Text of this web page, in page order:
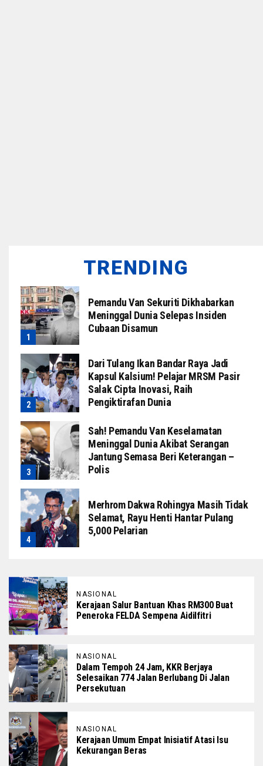
TRENDING
Pemandu Van Sekuriti Dikhabarkan
Meninggal Dunia Selepas Insiden
Cubaan Disamun
Dari Tulang Ikan Bandar Raya Jadi
Kapsul Kalsium! Pelajar MRSM Pasir
Salak Cipta Inovasi, Raih
Pengiktirafan Dunia
Sah! Pemandu Van Keselamatan
Meninggal Dunia Akibat Serangan
Jantung Semasa Beri Keterangan –
Polis
Merhrom Dakwa Rohingya Masih Tidak
Selamat, Rayu Henti Hantar Pulang
5,000 Pelarian
NASIONAL
Kerajaan Salur Bantuan Khas RM300 Buat
Peneroka FELDA Sempena Aidilfitri
NASIONAL
Dalam Tempoh 24 Jam, KKR Berjaya
Selesaikan 774 Jalan Berlubang Di Jalan
Persekutuan
NASIONAL
Kerajaan Umum Empat Inisiatif Atasi Isu
Kekurangan Beras